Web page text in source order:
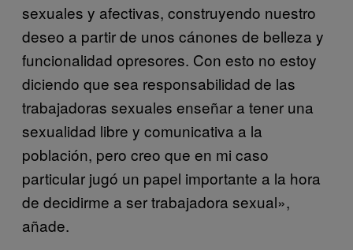
sexuales y afectivas, construyendo nuestro
deseo a partir de unos cánones de belleza y
funcionalidad opresores. Con esto no estoy
diciendo que sea responsabilidad de las
trabajadoras sexuales enseñar a tener una
sexualidad libre y comunicativa a la
población, pero creo que en mi caso
particular jugó un papel importante a la hora
de decidirme a ser trabajadora sexual»,
añade.